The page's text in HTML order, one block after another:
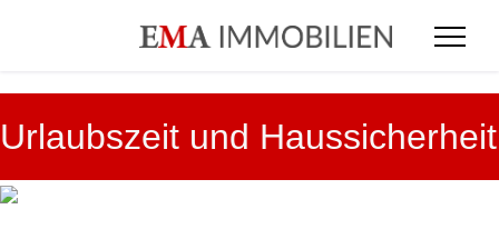
Urlaubszeit und Haussicherheit